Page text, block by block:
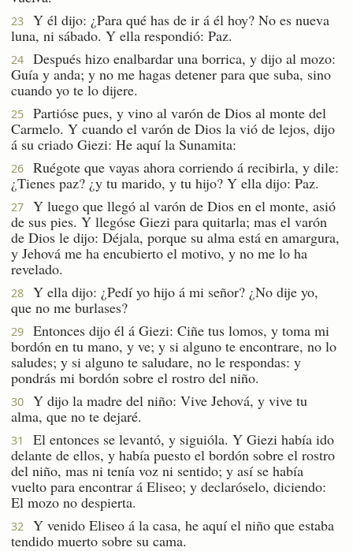
23
Y él dijo: ¿Para qué has de ir á él hoy? No es nueva
luna, ni sábado. Y ella respondió: Paz.
24
Después hizo enalbardar una borrica, y dijo al mozo:
Guía y anda; y no me hagas detener para que suba, sino
cuando yo te lo dijere.
25
Partióse pues, y vino al varón de Dios al monte del
Carmelo. Y cuando el varón de Dios la vió de lejos, dijo
á su criado Giezi: He aquí la Sunamita:
26
Ruégote que vayas ahora corriendo á recibirla, y dile:
¿Tienes paz? ¿y tu marido, y tu hijo? Y ella dijo: Paz.
27
Y luego que llegó al varón de Dios en el monte, asió
de sus pies. Y llegóse Giezi para quitarla; mas el varón
de Dios le dijo: Déjala, porque su alma está en amargura,
y Jehová me ha encubierto el motivo, y no me lo ha
revelado.
28
Y ella dijo: ¿Pedí yo hijo á mi señor? ¿No dije yo,
que no me burlases?
29
Entonces dijo él á Giezi: Ciñe tus lomos, y toma mi
bordón en tu mano, y ve; y si alguno te encontrare, no lo
saludes; y si alguno te saludare, no le respondas: y
pondrás mi bordón sobre el rostro del niño.
30
Y dijo la madre del niño: Vive Jehová, y vive tu
alma, que no te dejaré.
31
El entonces se levantó, y siguióla. Y Giezi había ido
delante de ellos, y había puesto el bordón sobre el rostro
del niño, mas ni tenía voz ni sentido; y así se había
vuelto para encontrar á Eliseo; y declaróselo, diciendo:
El mozo no despierta.
32
Y venido Eliseo á la casa, he aquí el niño que estaba
tendido muerto sobre su cama.